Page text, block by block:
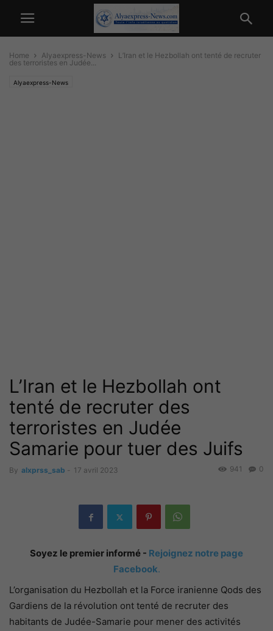
Home Alyaexpress-News
L’Iran et le Hezbollah ont tenté de recruter
des terroristes en Judée...
Alyaexpress-News
L’Iran et le Hezbollah ont
tenté de recruter des
terroristes en Judée
Samarie pour tuer des Juifs
By alxprss_sab - 17 avril 2023 0
941
Soyez le premier informé - Rejoignez notre page
Facebook.
L’organisation du Hezbollah et la Force iranienne Qods des
Gardiens de la révolution ont tenté de recruter des
habitants de Judée-Samarie pour mener des activités